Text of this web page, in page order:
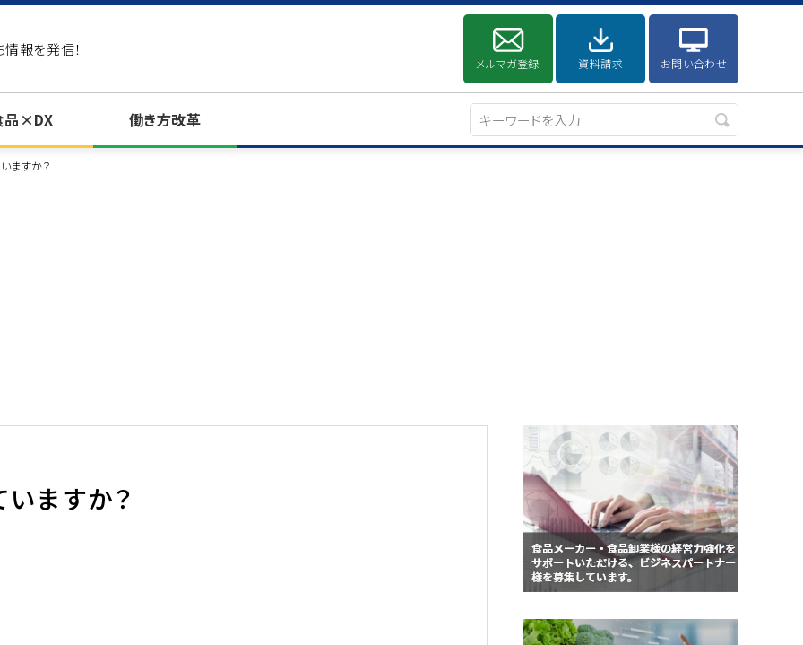
報を発信！
メルマガ登録 資料請求 お問い合わせ
品×DX 働き方改革
ますか？
ますか？